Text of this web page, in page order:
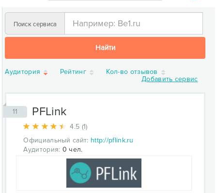
Поиск сервиса
Найти
Аудитория Рейтинг
Кол-во отзывов
Добавить сервис
11 PFLink
4.5 (1)
Официальный сайт: http://pflink.ru
Аудитория: 0 чел.